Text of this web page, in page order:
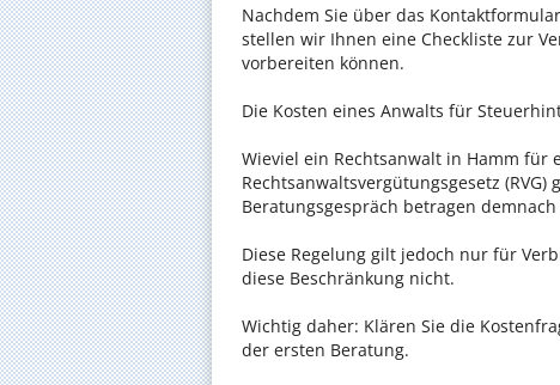
Nachdem Sie über das
stellen wir Ihnen eine Checkliste zur
vorbereiten können.
Die Kosten eines Anwalts für
Wieviel ein Rechtsanwalt in Hamm für
Rechtsanwaltsvergütungsgesetz
Beratungsgespräch betragen
Diese Regelung gilt jedoch nur für
diese Beschränkung nicht.
Wichtig daher: Klären Sie die
der ersten Beratung.